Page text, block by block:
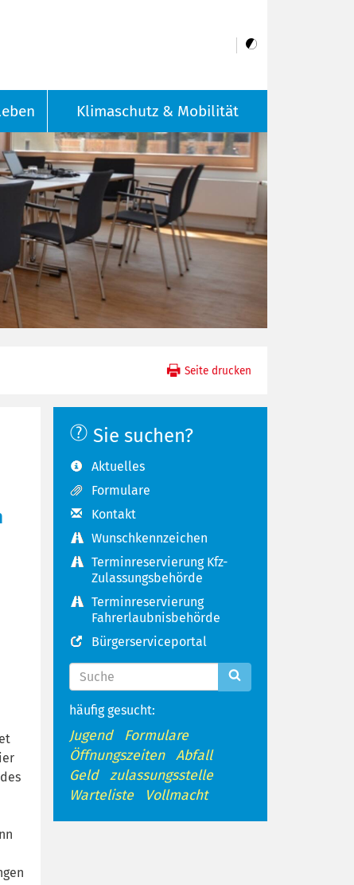
Klimaschutz & Mobilität
Seite drucken
Sie suchen?
Aktuelles
Formulare
Kontakt
Wunschkennzeichen
Terminreservierung Kfz-
Zulassungsbehörde
Terminreservierung
Fahrerlaubnisbehörde
Bürgerserviceportal
häufig gesucht:
Jugend
Formulare
Öffnungszeiten
Abfall
Geld
zulassungsstelle
Warteliste
Vollmacht